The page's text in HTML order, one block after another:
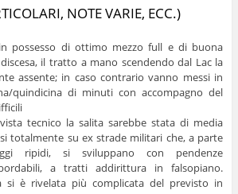
NOTE VARIE, ECC.)
possesso di ottimo mezzo full e di buona
il tratto a mano scendendo dal Lac la
assente; in caso contrario vanno messi in
quindicina di minuti con accompagno del
tecnico la salita sarebbe stata di media
totalmente su ex strade militari che, a parte
ripidi, si sviluppano con pendenze
a tratti addirittura in falsopiano.
si è rivelata più complicata del previsto in